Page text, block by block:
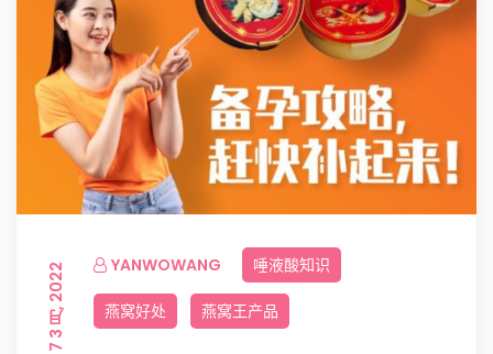
YANWOWANG
7 3 月, 2022 唾液酸知识
燕窝好处 燕窝王产品